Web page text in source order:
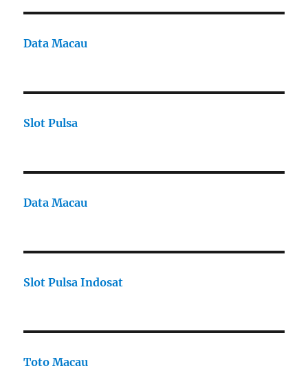
Data Macau
Slot Pulsa
Data Macau
Slot Pulsa Indosat
Toto Macau